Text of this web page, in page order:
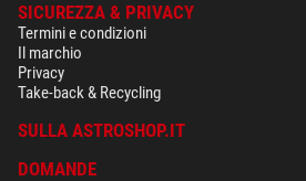
SICUREZZA & PRIVACY
Termini e condizioni
Il marchio
Privacy
Take-back & Recycling
SULLA ASTROSHOP.IT
DOMANDE